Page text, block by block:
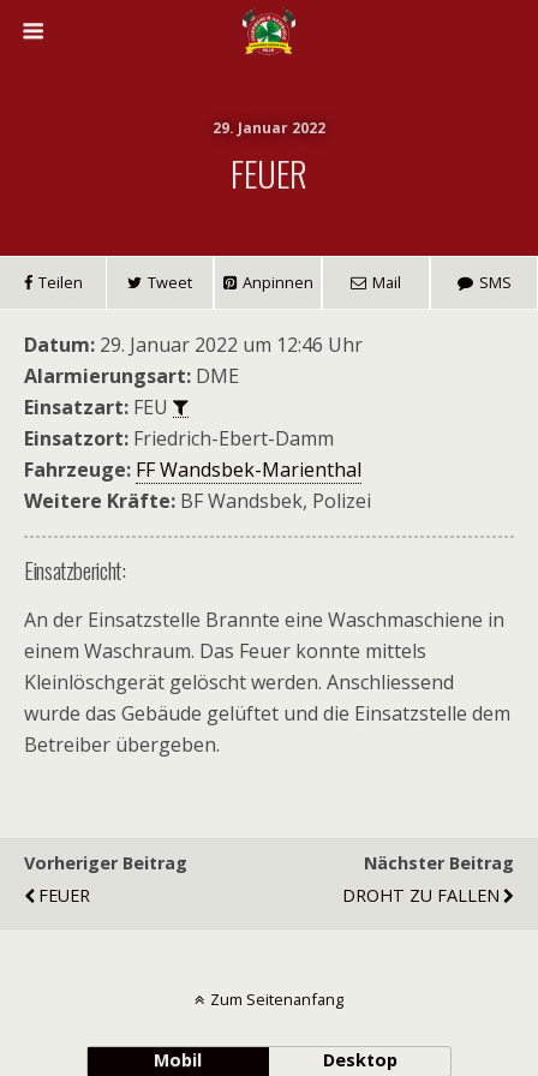
29. Januar 2022
FEUER
Teilen Tweet Anpinnen Mail SMS
Datum: 29. Januar 2022 um 12:46 Uhr
Alarmierungsart: DME
Einsatzart: FEU
Einsatzort: Friedrich-Ebert-Damm
Fahrzeuge: FF Wandsbek-Marienthal
Weitere Kräfte: BF Wandsbek, Polizei
Einsatzbericht:
An der Einsatzstelle Brannte eine Waschmaschiene in
einem Waschraum. Das Feuer konnte mittels
Kleinlöschgerät gelöscht werden. Anschliessend
wurde das Gebäude gelüftet und die Einsatzstelle dem
Betreiber übergeben.
Vorheriger Beitrag
FEUER
Nächster Beitrag
DROHT ZU FALLEN
Zum Seitenanfang
Mobil Desktop